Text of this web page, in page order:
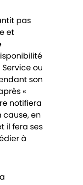
pas
et
ou
son
«
notifiera
en
il fera ses
à